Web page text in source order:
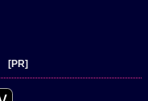
[PR]